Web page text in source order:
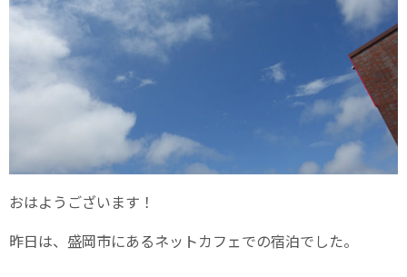
おはようございます！
昨日は、盛岡市にあるネットカフェでの宿泊でした。